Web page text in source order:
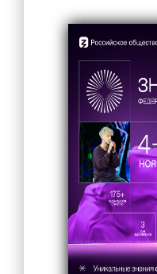
Объявления для
Прием в 1 класс
Выбор модуля ОРКСЭ
Электронный дневник
Ежедневное меню
Расписание занятий
Медицинский кабинет
Обратная связь
Вопрос/Ответ
Ответы на часто